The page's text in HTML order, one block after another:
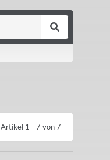
Artikel 1 - 7 von 7